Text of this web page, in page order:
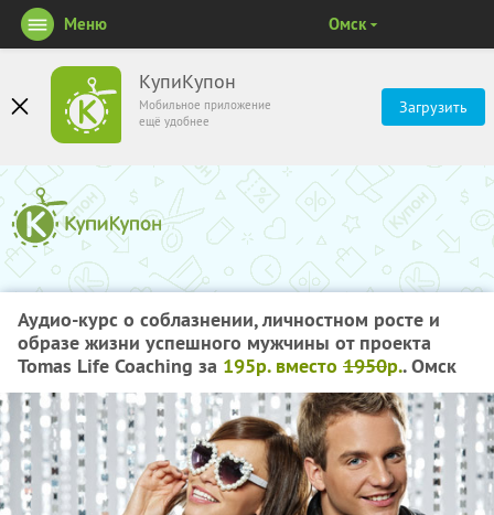
КупиКупон
Мобильное приложение
ещё удобнее
Загрузить
Меню Омск
Аудио-курс о соблазнении, личностном росте и
образе жизни успешного мужчины от проекта
Tomas Life Coaching за 195р. вместо 1950р.. Омск